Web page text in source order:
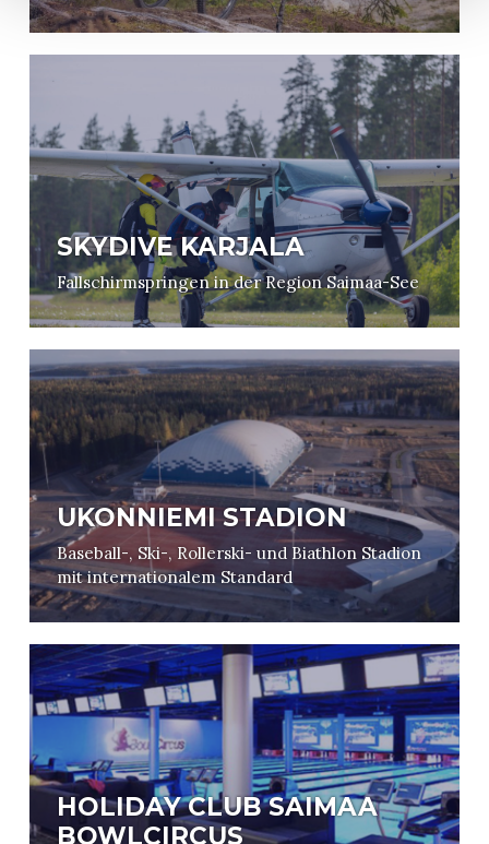
SKYDIVE KARJALA
Fallschirmspringen in der Region Saimaa-See
UKONNIEMI STADION
Baseball-, Ski-, Rollerski- und Biathlon Stadion
mit internationalem Standard
HOLIDAY CLUB SAIMAA
BOWLCIRCUS